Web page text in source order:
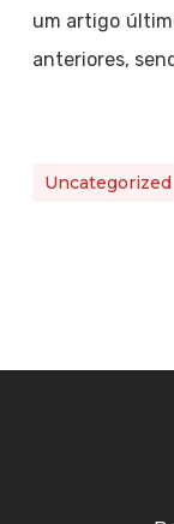
um artigo
anteriores,
Uncategorized